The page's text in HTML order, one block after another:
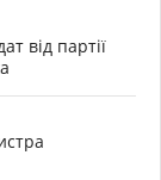
від партії